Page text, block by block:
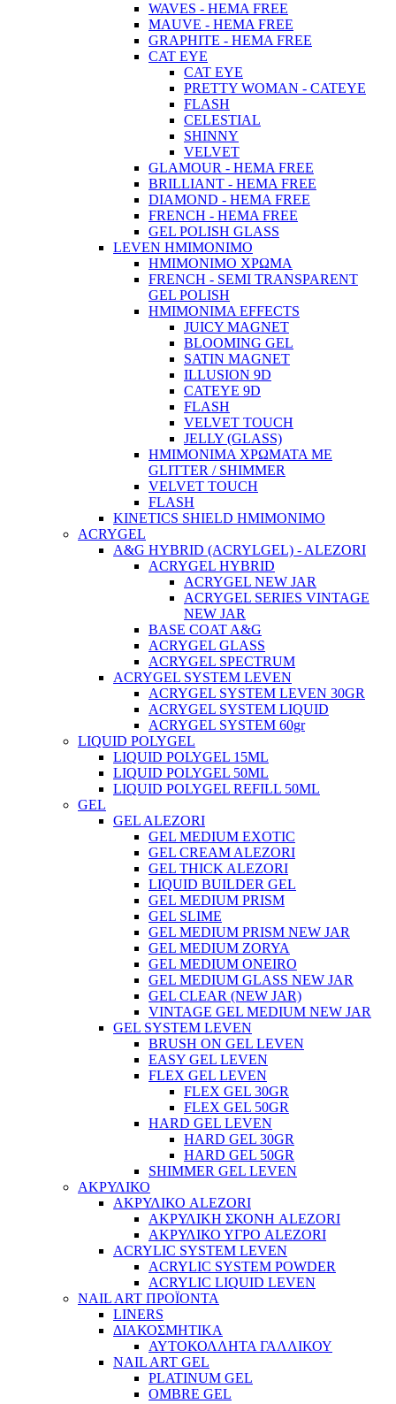
WAVES - HEMA FREE
MAUVE - HEMA FREE
GRAPHITE - HEMA FREE
CAT EYE
CAT EYE
PRETTY WOMAN - CATEYE
FLASH
CELESTIAL
SHINNY
VELVET
GLAMOUR - HEMA FREE
BRILLIANT - HEMA FREE
DIAMOND - HEMA FREE
FRENCH - HEMA FREE
GEL POLISH GLASS
LEVEN ΗΜΙΜΟΝΙΜΟ
ΗΜΙΜΟΝΙΜΟ ΧΡΩΜΑ
FRENCH - SEMI TRANSPARENT
GEL POLISH
HMIMONIMA EFFECTS
JUICY MAGNET
BLOOMING GEL
SATIN MAGNET
ILLUSION 9D
CATEYE 9D
FLASH
VELVET TOUCH
JELLY (GLASS)
ΗΜΙΜΟΝΙΜA ΧΡΩΜΑΤΑ ΜΕ
GLITTER / SHIMMER
VELVET TOUCH
FLASH
KINETICS SHIELD ΗΜΙΜΟΝΙΜΟ
ACRYGEL
A&G HYBRID (ACRYLGEL) - ALEZORI
ACRYGEL HYBRID
ACRYGEL NEW JAR
ACRYGEL SERIES VINTAGE
NEW JAR
BASE COAT A&G
ACRYGEL GLASS
ACRYGEL SPECTRUM
ACRYGEL SYSTEM LEVEN
ACRYGEL SYSTEM LEVEN 30GR
ACRYGEL SYSTEM LIQUID
ACRYGEL SYSTEM 60gr
LIQUID POLYGEL
LIQUID POLYGEL 15ML
LIQUID POLYGEL 50ML
LIQUID POLYGEL REFILL 50ML
GEL
GEL ALEZORI
GEL MEDIUM EXOTIC
GEL CREAM ALEZORI
GEL THICK ALEZORI
LIQUID BUILDER GEL
GEL MEDIUM PRISM
GEL SLIME
GEL MEDIUM PRISM NEW JAR
GEL MEDIUM ZORYA
GEL MEDIUM ONEIRO
GEL MEDIUM GLASS NEW JAR
GEL CLEAR (NEW JAR)
VINTAGE GEL MEDIUM NEW JAR
GEL SYSTEM LEVEN
BRUSH ON GEL LEVEN
EASY GEL LEVEN
FLEX GEL LEVEN
FLEX GEL 30GR
FLEX GEL 50GR
HARD GEL LEVEN
HARD GEL 30GR
HARD GEL 50GR
SHIMMER GEL LEVEN
ΑΚΡΥΛΙΚΟ
ΑΚΡΥΛΙΚΟ ALEZORI
ΑΚΡΥΛΙΚΗ ΣΚΟΝΗ ALEZORI
ΑΚΡΥΛΙΚΟ ΥΓΡΟ ALEZORI
ACRYLIC SYSTEM LEVEN
ACRYLIC SYSTEM POWDER
ACRYLIC LIQUID LEVEN
NAIL ART ΠΡΟΪΟΝΤΑ
LINERS
ΔΙΑΚΟΣΜΗΤΙΚΑ
ΑΥΤΟΚΟΛΛΗΤΑ ΓΑΛΛΙΚΟΥ
NAIL ART GEL
PLATINUM GEL
OMBRE GEL